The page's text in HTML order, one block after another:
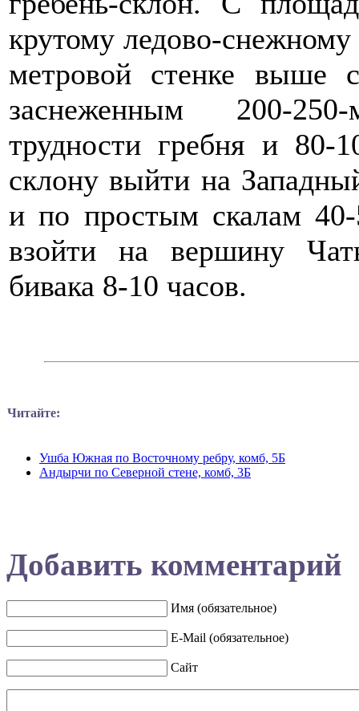
крутому ледово-
метровой стенке выше
заснеженным 200-
трудности гребня и 80-
склону выйти на
и по простым скалам 40-
взойти на вершину
бивака 8-10 часов.
Читайте:
Ушба Южная по Восточному ребру, комб, 5Б
Андырчи по Северной стене, комб, 3Б
Добавить комментарий
Имя (обязательное)
E-Mail (обязательное)
Сайт